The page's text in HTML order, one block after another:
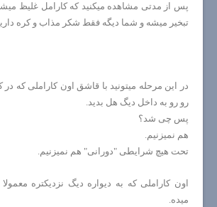
پس از مدتی مشاهده میکنید که کارامل غلیظ
تبخیر میشه و شما دیگه فقط شکر مذاب و کره
در این مرحله میتونید با قاشق اون کاراملی که در
رو رو به داخل دیگ هل بدید.
پس چی شد؟
هم نمیزنیم.
تحت هیچ شرایطی "دورانی" هم نمیزنیم.
اون کاراملی که به دیواره دیگ نزدیکتره
میده.